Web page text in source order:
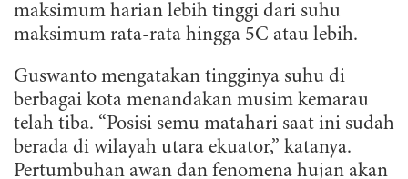
maksimum harian lebih tinggi dari suhu
maksimum rata-rata hingga 5C atau lebih.
Guswanto mengatakan tingginya suhu di
berbagai kota menandakan musim kemarau
telah tiba. “Posisi semu matahari saat ini sudah
berada di wilayah utara ekuator,” katanya.
Pertumbuhan awan dan fenomena hujan akan